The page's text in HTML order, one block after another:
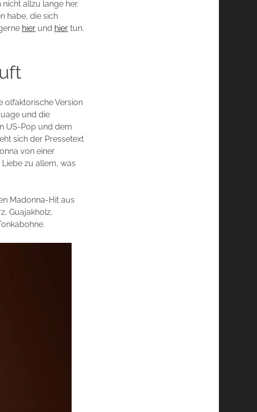
allzu lange her.
habe, die sich
hier und hier tun.
olfaktorische Version
und die
US-Pop und dem
sich der Pressetext
von einer
zu allem, was
Madonna-Hit aus
Guajakholz,